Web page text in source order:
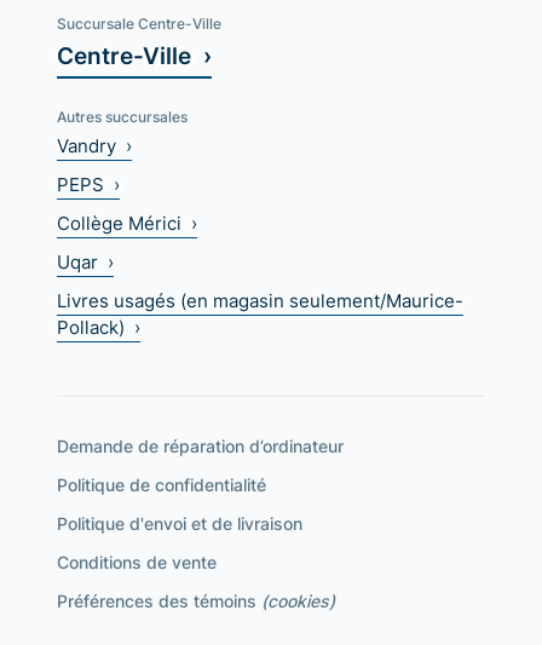
Succursale Centre-Ville
Centre-Ville ›
Autres succursales
Vandry ›
PEPS ›
Collège Mérici ›
Uqar ›
Livres usagés (en magasin seulement/Maurice-
Pollack) ›
Demande de réparation d’ordinateur
Politique de confidentialité
Politique d'envoi et de livraison
Conditions de vente
Préférences des témoins (cookies)